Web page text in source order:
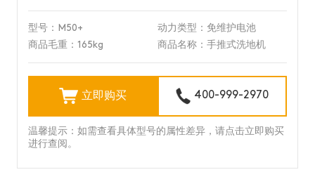
型号：M50+
动力类型：免维护电池
商品毛重：165kg
商品名称：手推式洗地机
立即购买 400-999-2970
温馨提示：如需查看具体型号的属性差异，请点击立即购买
进行查阅。